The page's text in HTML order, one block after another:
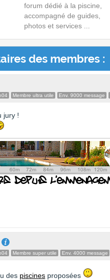
forum dédié à la piscine,
accompagné de guides,
photos et services ...
des membres :
Membre ultra utile Env. 9000 message
jury !
Membre super utile Env. 4000 message
des piscines proposées